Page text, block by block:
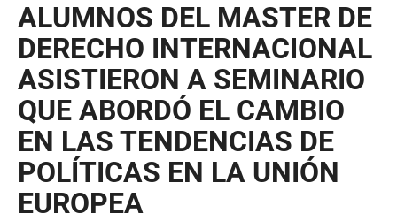
ALUMNOS DEL MASTER DE
DERECHO INTERNACIONAL
ASISTIERON A SEMINARIO
QUE ABORDÓ EL CAMBIO
EN LAS TENDENCIAS DE
POLÍTICAS EN LA UNIÓN
EUROPEA